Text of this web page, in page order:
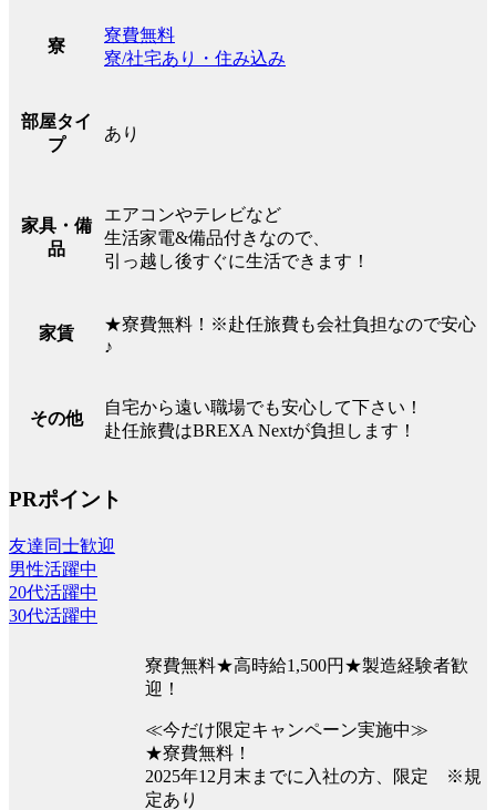
寮
寮費無料
寮/社宅あり・住み込み
部屋タイ
プ
あり
家具・備
品
エアコンやテレビなど
生活家電&備品付きなので、
引っ越し後すぐに生活できます！
家賃
★寮費無料！※赴任旅費も会社負担なので安心
♪
その他
自宅から遠い職場でも安心して下さい！
赴任旅費はBREXA Nextが負担します！
PRポイント
友達同士歓迎
男性活躍中
20代活躍中
30代活躍中
寮費無料★高時給1,500円★製造経験者歓
迎！
≪今だけ限定キャンペーン実施中≫
★寮費無料！
2025年12月末までに入社の方、限定 ※規
定あり